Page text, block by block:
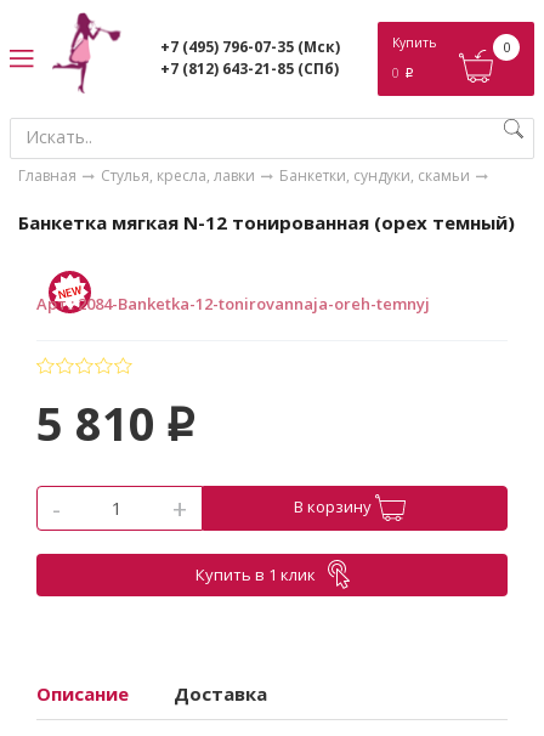
+7 (495) 796-07-35 (Мск)
+7 (812) 643-21-85 (СПб)
Купить
0 p
0
Главная Стулья, кресла, лавки Банкетки, сундуки, скамьи
Банкетка мягкая N-12 тонированная (орех темный)
Арт.:2084-Banketka-12-tonirovannaja-oreh-temnyj
5 810 p
- + В корзину
Купить в 1 клик
Описание Доставка